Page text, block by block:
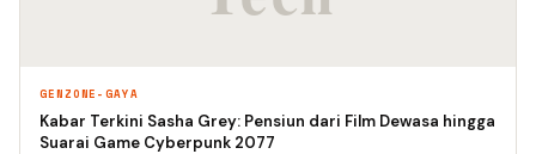
GENZONE-GAYA
Kabar Terkini Sasha Grey: Pensiun dari Film Dewasa hingga
Suarai Game Cyberpunk 2077